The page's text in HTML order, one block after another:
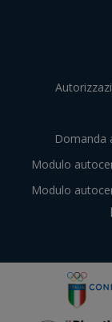
Domanda
Modulo
Modulo